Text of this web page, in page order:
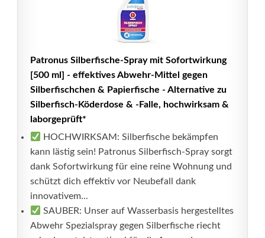
Patronus Silberfische-Spray mit Sofortwirkung
[500 ml] - effektives Abwehr-Mittel gegen
Silberfischchen & Papierfische - Alternative zu
Silberfisch-Köderdose & -Falle, hochwirksam &
laborgeprüft*
HOCHWIRKSAM: Silberfische bekämpfen
kann lästig sein! Patronus Silberfisch-Spray sorgt
dank Sofortwirkung für eine reine Wohnung und
schützt dich effektiv vor Neubefall dank
innovativem...
SAUBER: Unser auf Wasserbasis hergestelltes
Abwehr Spezialspray gegen Silberfische riecht